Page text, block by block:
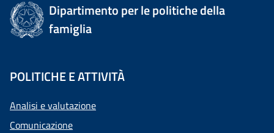
Dipartimento per le politiche della
famiglia
POLITICHE E ATTIVITÀ
Analisi e valutazione
Comunicazione